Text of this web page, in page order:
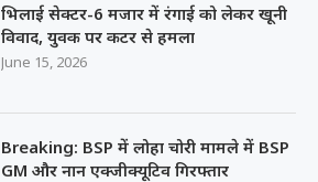
भिलाई सेक्टर-6 मजार में रंगाई को लेकर खूनी
विवाद, युवक पर कटर से हमला
June 15, 2026
Breaking: BSP में लोहा चोरी मामले में BSP
GM और नान एक्जीक्यूटिव गिरफ्तार